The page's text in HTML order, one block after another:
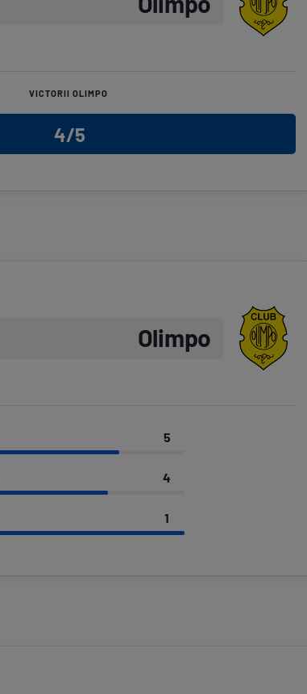
VICTORII OLIMPO
4/5
Olimpo
5
4
1